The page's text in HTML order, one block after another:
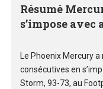
Résumé
s’impose avec
Le Phoenix Mercury
consécutives en
Storm, 93-73, au